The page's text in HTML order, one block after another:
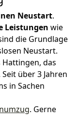
Neustart.
Leistungen wie
die Grundlage
Neustart.
Hattingen, das
Seit über 3 Jahren
in Sachen
. Gerne